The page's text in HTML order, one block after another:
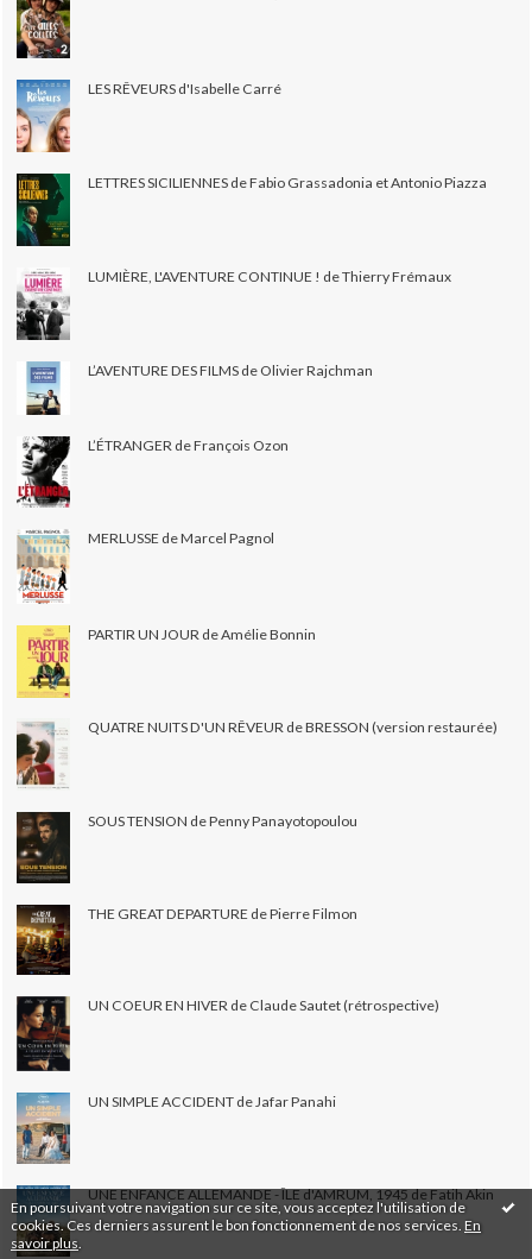
En poursuivant votre navigation sur ce site, vous acceptez l'utilisation de
cookies. Ces derniers assurent le bon fonctionnement de nos services. En
savoir plus
LES RÊVEURS d'Isabelle Carré
LETTRES SICILIENNES de Fabio Grassadonia et Antonio Piazza
LUMIÈRE, L'AVENTURE CONTINUE ! de Thierry Frémaux
L’AVENTURE DES FILMS de Olivier Rajchman
L’ÉTRANGER de François Ozon
MERLUSSE de Marcel Pagnol
PARTIR UN JOUR de Amélie Bonnin
QUATRE NUITS D'UN RÊVEUR de BRESSON (version restaurée)
SOUS TENSION de Penny Panayotopoulou
THE GREAT DEPARTURE de Pierre Filmon
UN COEUR EN HIVER de Claude Sautet (rétrospective)
UN SIMPLE ACCIDENT de Jafar Panahi
UNE ENFANCE ALLEMANDE - ÎLE d'AMRUM, 1945 de Fatih Akin